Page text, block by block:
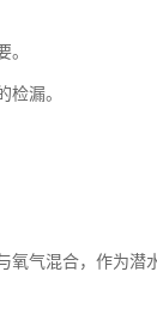
。
检漏。
氧气混合，作为潜